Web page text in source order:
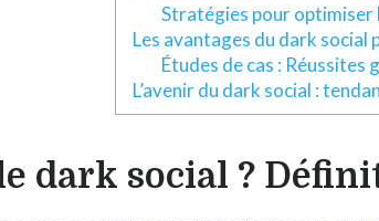
Stratégies pour optimiser
Les avantages du dark social
Études de cas : Réussites
L’avenir du dark social :
le dark social ?